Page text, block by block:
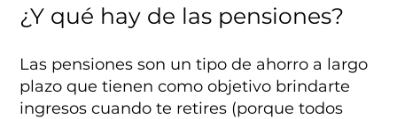
¿Y qué hay de las pensiones?
Las pensiones son un tipo de ahorro a largo
plazo que tienen como objetivo brindarte
ingresos cuando te retires (porque todos